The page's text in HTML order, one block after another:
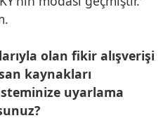
olan fikir alışverişi
kaynakları
uyarlama